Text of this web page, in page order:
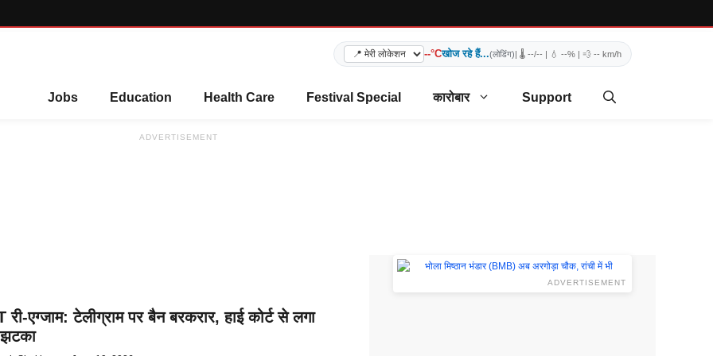
--°Cखोज रहे हैं...(लोडिंग)| 🌡️ --/-- | 💧 --% | 💨 -- km/h
Jobs Education Health Care Festival Special कारोबार Support
ADVERTISEMENT
री-एग्जाम: टेलीग्राम पर बैन बरकरार, हाई कोर्ट से लगा
ADVERTISEMENT